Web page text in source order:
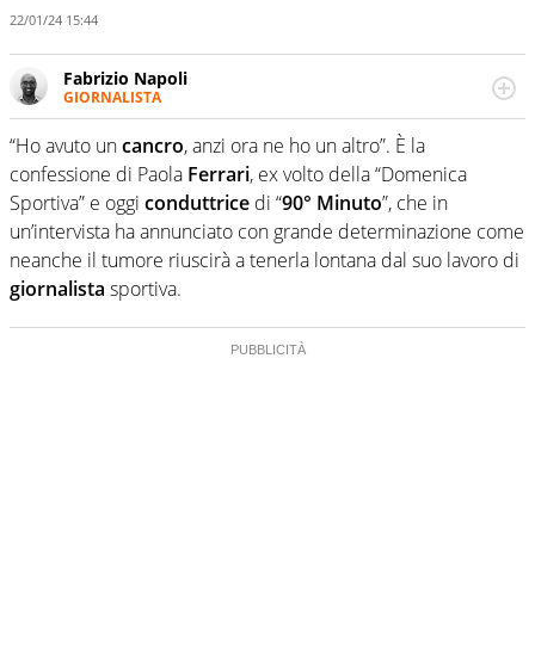
22/01/24 15:44
Fabrizio Napoli
GIORNALISTA
Giornalista professionista, per Virgilio Sport segue anche
il calcio ma è con la pallanuoto che esalta competenze e
passioni. Cura la comunicazione di HaBaWaBa, il più
grande festival di waterpolo per bambini al mondo
“Ho avuto uncancro, anzi ora ne ho un altro”. È la
confessione di Paola Ferrari, ex volto della “Domenica
Sportiva” e oggi conduttrice di “90° Minuto”, che in
un’intervista ha annunciato con grande determinazione come
neanche il tumore riuscirà a tenerla lontana dal suo lavoro di
giornalista sportiva.